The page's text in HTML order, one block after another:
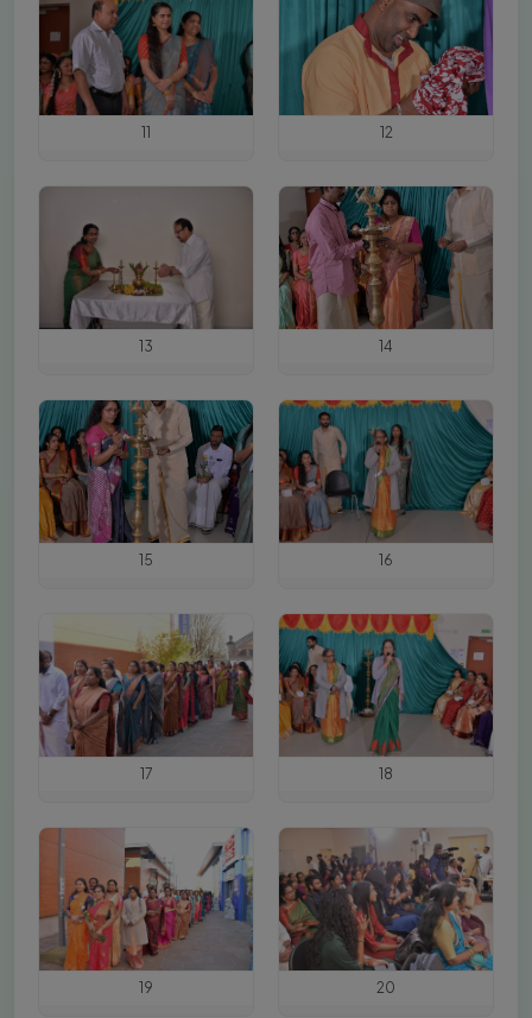
11 12
13 14
15 16
17 18
19 20